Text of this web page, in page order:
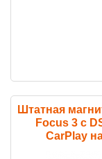
Штатная
Focus 3 с
CarPlay